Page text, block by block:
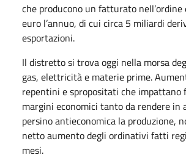
che producono un fatturato
euro l’annuo, di cui circa 5 miliardi
esportazioni.
Il distretto si trova oggi nella morsa
gas, elettricità e materie prime.
repentini e spropositati che impattano
margini economici tanto da rendere in
persino antieconomica la produzione,
netto aumento degli ordinativi fatti
mesi.